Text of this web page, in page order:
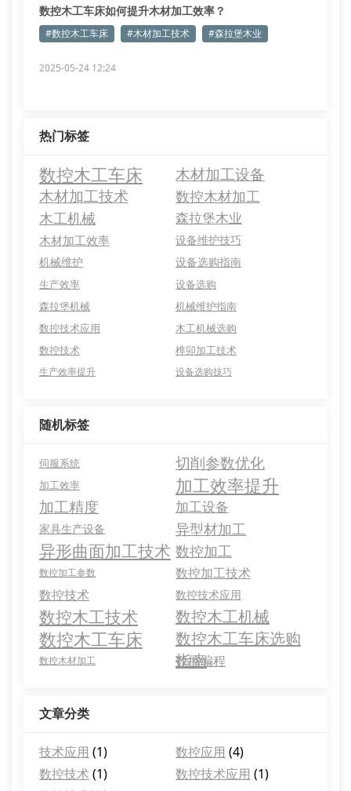
数控木工车床如何提升木材加工效率？
#数控木工车床 #木材加工技术 #森拉堡木业
2025-05-24 12:24
热门标签
数控木工车床 木材加工设备
木材加工技术
数控木材加工
木工机械
森拉堡木业
木材加工效率
设备维护技巧
机械维护
设备选购指南
生产效率
设备选购
森拉堡机械
机械维护指南
数控技术应用
木工机械选购
数控技术
榫卯加工技术
生产效率提升 设备选购技巧
随机标签
伺服系统 切削参数优化
加工效率 加工效率提升
加工精度 加工设备
家具生产设备 异型材加工
异形曲面加工技术 数控加工
数控加工参数
数控加工技术
数控技术
数控技术应用
数控木工技术 数控木工机械
数控木工车床
数控木工车床选购
指南
数控木材加工 数控编程
文章分类
技术应用 (1) 数控应用 (4)
数控技术(1) 数控技术应用 (1)